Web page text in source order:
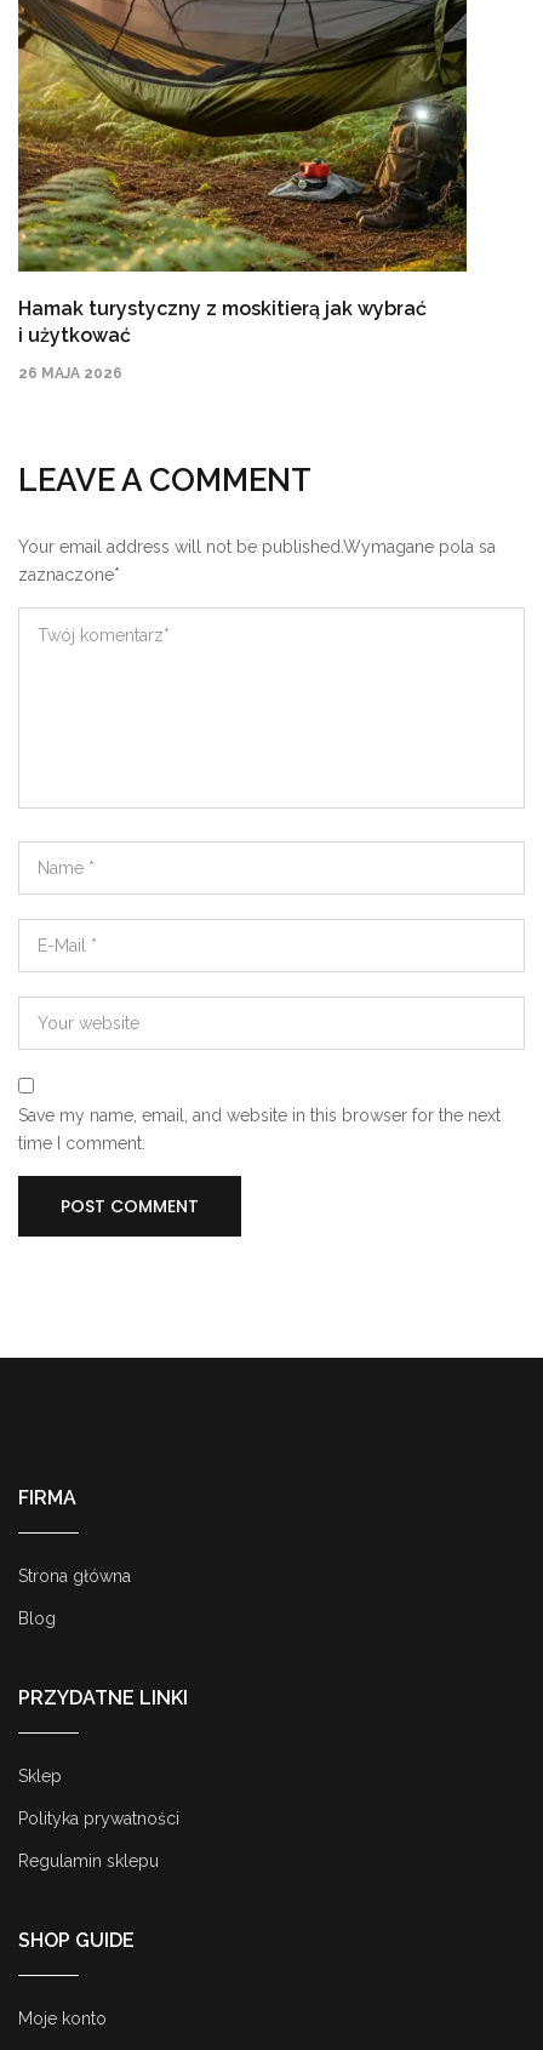
Hamak turystyczny z moskitierą jak wybrać
i użytkować
26 MAJA 2026
LEAVE A COMMENT
Your email address will not be published. Wymagane pola sa
zaznaczone*
Save my name, email, and website in this browser for the next
time I comment.
FIRMA
Strona główna
Blog
PRZYDATNE LINKI
Sklep
Polityka prywatności
Regulamin sklepu
SHOP GUIDE
Moje konto